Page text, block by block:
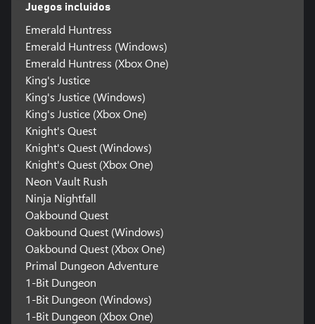
Juegos incluidos
Emerald Huntress
Emerald Huntress (Windows)
Emerald Huntress (Xbox One)
King's Justice
King's Justice (Windows)
King's Justice (Xbox One)
Knight's Quest
Knight's Quest (Windows)
Knight's Quest (Xbox One)
Neon Vault Rush
Ninja Nightfall
Oakbound Quest
Oakbound Quest (Windows)
Oakbound Quest (Xbox One)
Primal Dungeon Adventure
1-Bit Dungeon
1-Bit Dungeon (Windows)
1-Bit Dungeon (Xbox One)